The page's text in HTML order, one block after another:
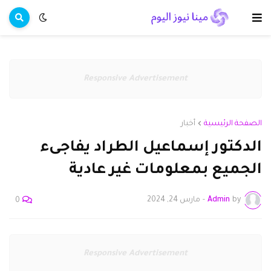
Responsive Advertisement
الصفحة الرئيسية أخبار
الدكتور إسماعيل الطراد يفاجىء
الجميع بمعلومات غير عادية
by
Admin
- مارس 24, 2024 0
Responsive Advertisement